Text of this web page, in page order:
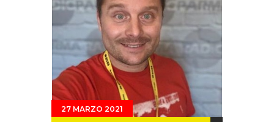
27 MARZO 2021